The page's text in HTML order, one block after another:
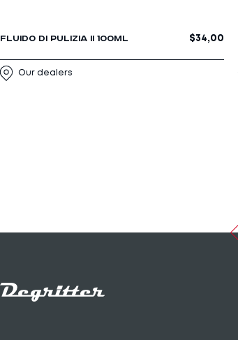
FLUIDO DI PULIZIA II 100ML $34,00
Our dealers